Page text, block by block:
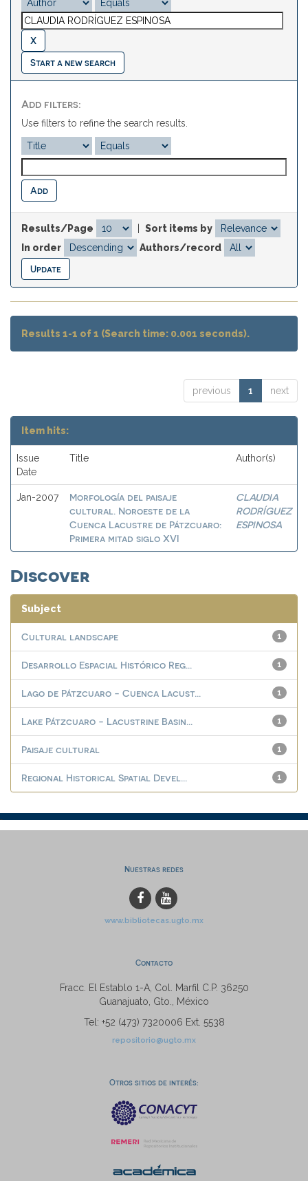
Start a new search
Add filters:
Use filters to refine the search results.
Results/Page
Sort items by
In order
Authors/record
Results 1-1 of 1 (Search time: 0.001 seconds).
previous 1 next
Item hits:
Issue
Date
Title Author(s)
Jan-2007
Morfología del paisaje
cultural. Noroeste de la
Cuenca Lacustre de Pátzcuaro:
Primera mitad siglo XVI
CLAUDIA
RODRÍGUEZ
ESPINOSA
Discover
Subject
1
Cultural landscape
1
Desarrollo Espacial Histórico Reg...
1
Lago de Pátzcuaro - Cuenca Lacust...
1
Lake Pátzcuaro - Lacustrine Basin...
1
Paisaje cultural
1
Regional Historical Spatial Devel...
Nuestras redes
www.bibliotecas.ugto.mx
Contacto
Fracc. El Establo 1-A, Col. Marfil C.P. 36250
Guanajuato, Gto., México
Tel: +52 (473) 7320006 Ext. 5538
repositorio@ugto.mx
Otros sitios de interés: